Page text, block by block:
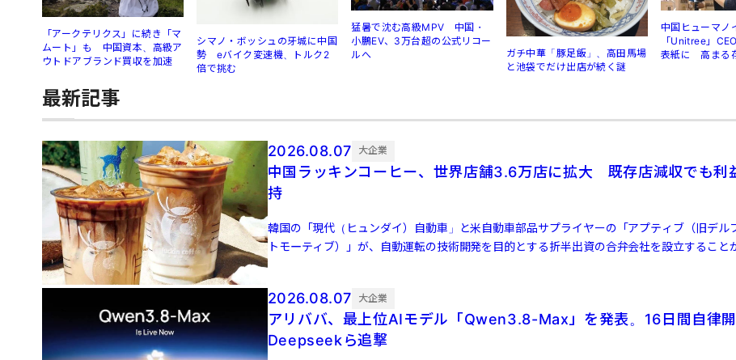
「アークテリクス」に続き「マ
ムート」も 中国資本、高級ア
ウトドアブランド買収を加速
シマノ・ボッシュの牙城に中国
勢 eバイク変速機、トルク2
倍で挑む
猛暑で沈む高級MPV 中国・
小鵬EV、3万台超の公式リコー
ルへ
ガチ中華「豚足飯」、高田馬場
と池袋でだけ出店が続く謎
中国ヒューマノ
「Unitree」
表紙に 高まる
最新記事
2026.08.07 大企業
中国ラッキンコーヒー、世界店舗3.6万店に拡大 既存店減収でも利
持
韓国の「現代（ヒュンダイ）自動車」と米自動車部品サプライヤーの「アプティブ（旧デル
トモーティブ）」が、自動運転の技術開発を目的とする折半出資の合弁会社を設立すること
双方の出資額はそれぞれ20億ドル […]
2026.08.07 大企業
アリババ、最上位AIモデル「Qwen3.8-Max」を発表。16日間自律
Deepseekら追撃